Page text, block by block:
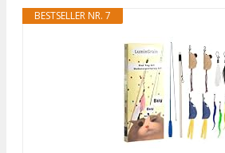
BESTSELLER NR. 7